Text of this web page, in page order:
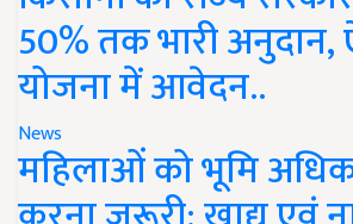
50% तक भारी
योजना में आवेदन..
News
महिलाओं को भूमि